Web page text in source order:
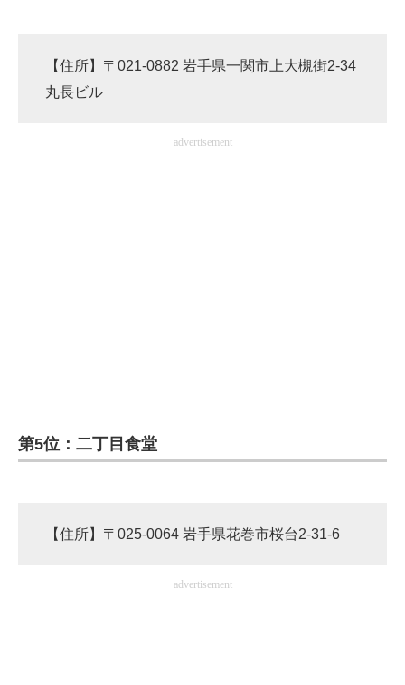
進化するPCとデバイスの未来
ビジネスと働き方のヒント
製造業のIT導入・活用を支援
エレクトロニクス専門サイト
【住所】〒021-0882 岩手県一関市上大槻街2-34
丸長ビル
advertisement
第5位：二丁目食堂
【住所】〒025-0064 岩手県花巻市桜台2-31-6
advertisement